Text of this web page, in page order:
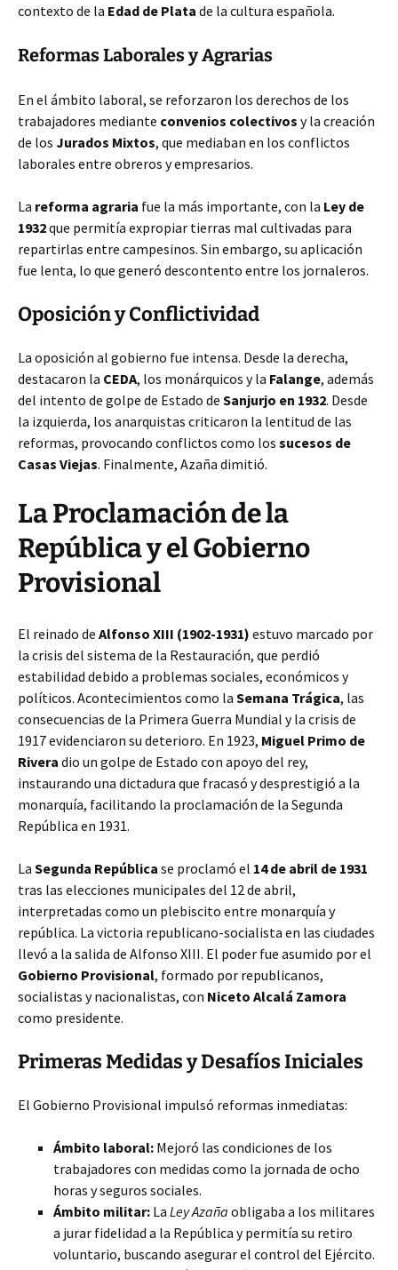
contexto de la Edad de Plata de la cultura española.
Reformas Laborales y Agrarias
En el ámbito laboral, se reforzaron los derechos de los
trabajadores mediante convenios colectivos y la creación
de los Jurados Mixtos, que mediaban en los conflictos
laborales entre obreros y empresarios.
La reforma agraria fue la más importante, con la Ley de
1932que permitía expropiar tierras mal cultivadas para
repartirlas entre campesinos. Sin embargo, su aplicación
fue lenta, lo que generó descontento entre los jornaleros.
Oposición y Conflictividad
La oposición al gobierno fue intensa. Desde la derecha,
destacaron la CEDA, los monárquicos y la Falange, además
del intento de golpe de Estado de Sanjurjo en 1932. Desde
la izquierda, los anarquistas criticaron la lentitud de las
reformas, provocando conflictos como los sucesos de
Casas Viejas. Finalmente, Azaña dimitió.
La Proclamación de la
República y el Gobierno
Provisional
El reinado de Alfonso XIII (1902-1931) estuvo marcado por
la crisis del sistema de la Restauración, que perdió
estabilidad debido a problemas sociales, económicos y
políticos. Acontecimientos como la Semana Trágica, las
consecuencias de la Primera Guerra Mundial y la crisis de
1917 evidenciaron su deterioro. En 1923, Miguel Primo de
Rivera dio un golpe de Estado con apoyo del rey,
instaurando una dictadura que fracasó y desprestigió a la
monarquía, facilitando la proclamación de la Segunda
República en 1931.
La Segunda República se proclamó el 14 de abril de 1931
tras las elecciones municipales del 12 de abril,
interpretadas como un plebiscito entre monarquía y
república. La victoria republicano-socialista en las ciudades
llevó a la salida de Alfonso XIII. El poder fue asumido por el
Gobierno Provisional, formado por republicanos,
socialistas y nacionalistas, con Niceto Alcalá Zamora
como presidente.
Primeras Medidas y Desafíos Iniciales
El Gobierno Provisional impulsó reformas inmediatas:
Ámbito laboral: Mejoró las condiciones de los
trabajadores con medidas como la jornada de ocho
horas y seguros sociales.
Ámbito militar: La Ley Azaña obligaba a los militares
a jurar fidelidad a la República y permitía su retiro
voluntario, buscando asegurar el control del Ejército.